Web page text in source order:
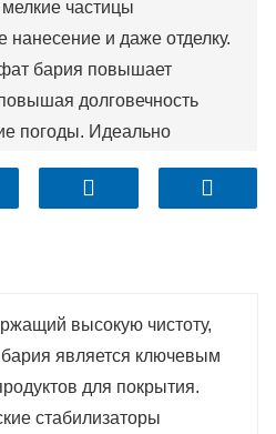
частицы
нанесение и даже отделку.
бария повышает
долговечность
погоды. Идеально
это лучший выбор для
баритный
Порошок барита.
15 дней после
оплаты
высокую чистоту,
является ключевым
для покрытия.
стабилизаторы